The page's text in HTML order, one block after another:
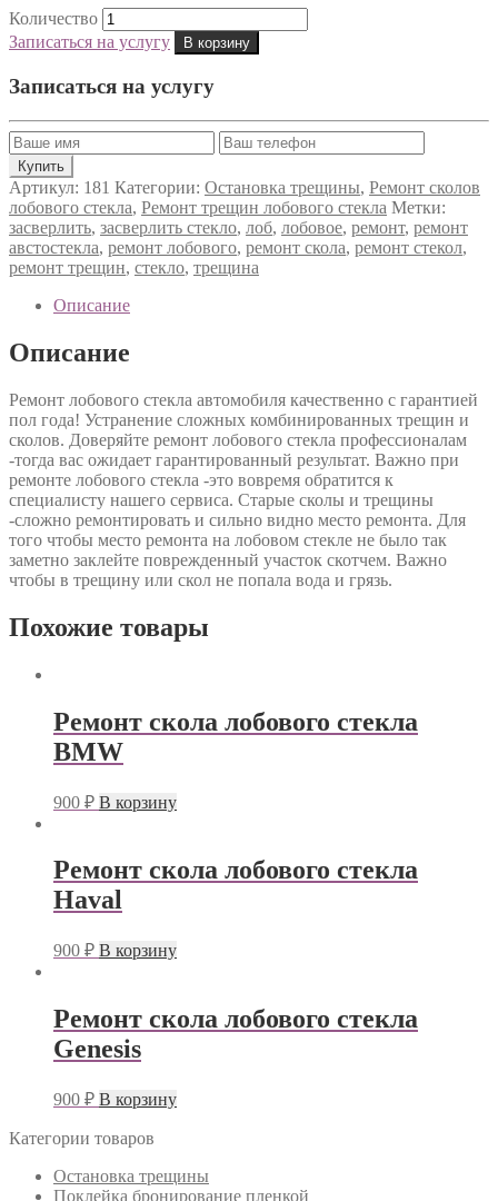
Количество
Записаться на услугу
В корзину
Записаться на услугу
Артикул: 181 Категории: Остановка трещины, Ремонт сколов
лобового стекла, Ремонт трещин лобового стекла Метки:
засверлить, засверлить стекло, лоб, лобовое, ремонт, ремонт
австостекла, ремонт лобового, ремонт скола, ремонт стекол,
ремонт трещин, стекло, трещина
Описание
Описание
Ремонт лобового стекла автомобиля качественно с гарантией
пол года! Устранение сложных комбинированных трещин и
сколов. Доверяйте ремонт лобового стекла профессионалам
-тогда вас ожидает гарантированный результат. Важно при
ремонте лобового стекла -это вовремя обратится к
специалисту нашего сервиса. Старые сколы и трещины
-сложно ремонтировать и сильно видно место ремонта. Для
того чтобы место ремонта на лобовом стекле не было так
заметно заклейте поврежденный участок скотчем. Важно
чтобы в трещину или скол не попала вода и грязь.
Похожие товары
Ремонт скола лобового стекла
BMW
900 ₽ В корзину
Ремонт скола лобового стекла
Haval
900 ₽ В корзину
Ремонт скола лобового стекла
Genesis
900 ₽ В корзину
Категории товаров
Остановка трещины
Поклейка бронирование пленкой